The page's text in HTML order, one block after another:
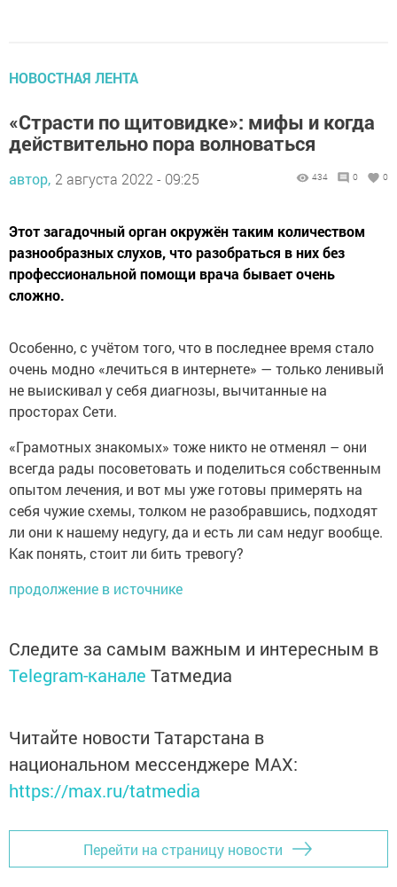
НОВОСТНАЯ ЛЕНТА
«Страсти по щитовидке»: мифы и когда
действительно пора волноваться
автор, 2 августа 2022 - 09:25 434 0 0
Этот загадочный орган окружён таким количеством
разнообразных слухов, что разобраться в них без
профессиональной помощи врача бывает очень
сложно.
Особенно, с учётом того, что в последнее время стало
очень модно «лечиться в интернете» — только ленивый
не выискивал у себя диагнозы, вычитанные на
просторах Сети.
«Грамотных знакомых» тоже никто не отменял – они
всегда рады посоветовать и поделиться собственным
опытом лечения, и вот мы уже готовы примерять на
себя чужие схемы, толком не разобравшись, подходят
ли они к нашему недугу, да и есть ли сам недуг вообще.
Как понять, стоит ли бить тревогу?
продолжение в источнике
Следите за самым важным и интересным в
Telegram-канале Татмедиа
Читайте новости Татарстана в
национальном мессенджере MАХ:
https://max.ru/tatmedia
Перейти на страницу новости